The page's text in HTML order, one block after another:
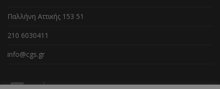
Παλλήνη Αττικής 153 51
210 6030411
info@cgs.gr